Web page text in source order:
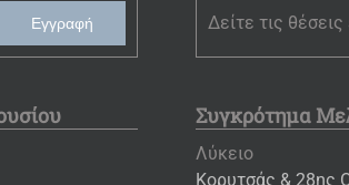
Εγγραφή Δείτε τις
Συγκρότημα
Λύκειο
Κορυτσάς & 28ης